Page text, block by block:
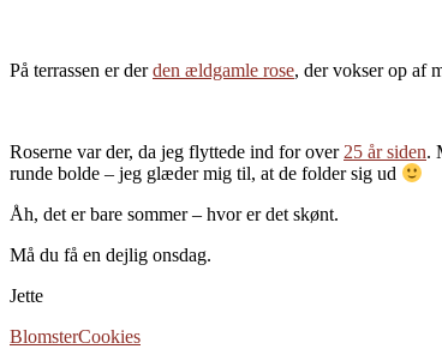
På terrassen er derden ældgamle rose, der vokser op af
Roserne var der, da jeg flyttede ind for over 25 år siden.
runde bolde – jeg glæder mig til, at de folder sig ud
Åh, det er bare sommer – hvor er det skønt.
Må du få en dejlig onsdag.
Jette
BlomsterCookies